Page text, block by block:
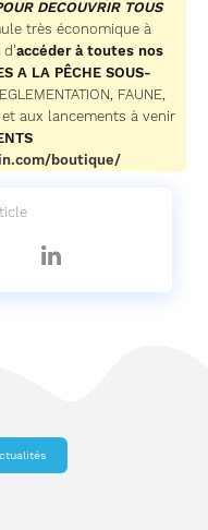
DECOUVRIR TOUS
très économique à
accéder à toutes nos
A LA PÊCHE SOUS-
FAUNE,
et aux lancements à venir
boutique/
Partager
sur